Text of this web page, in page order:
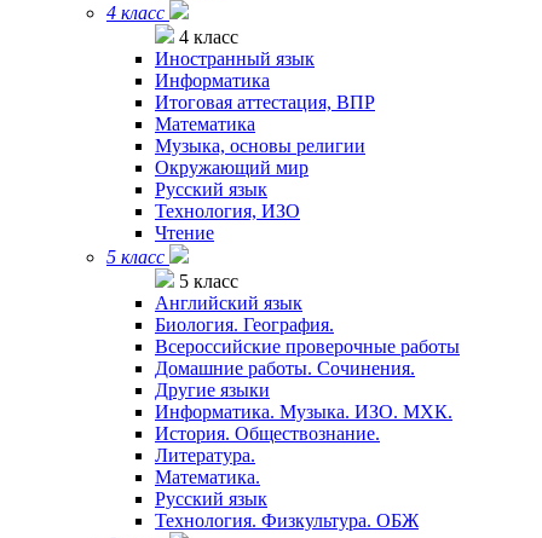
4 класс
4 класс
Иностранный язык
Информатика
Итоговая аттестация, ВПР
Математика
Музыка, основы религии
Окружающий мир
Русский язык
Технология, ИЗО
Чтение
5 класс
5 класс
Английский язык
Биология. География.
Всероссийские проверочные работы
Домашние работы. Сочинения.
Другие языки
Информатика. Музыка. ИЗО. МХК.
История. Обществознание.
Литература.
Математика.
Русский язык
Технология. Физкультура. ОБЖ